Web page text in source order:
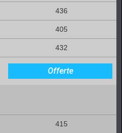
436
405
432
Offerte
415